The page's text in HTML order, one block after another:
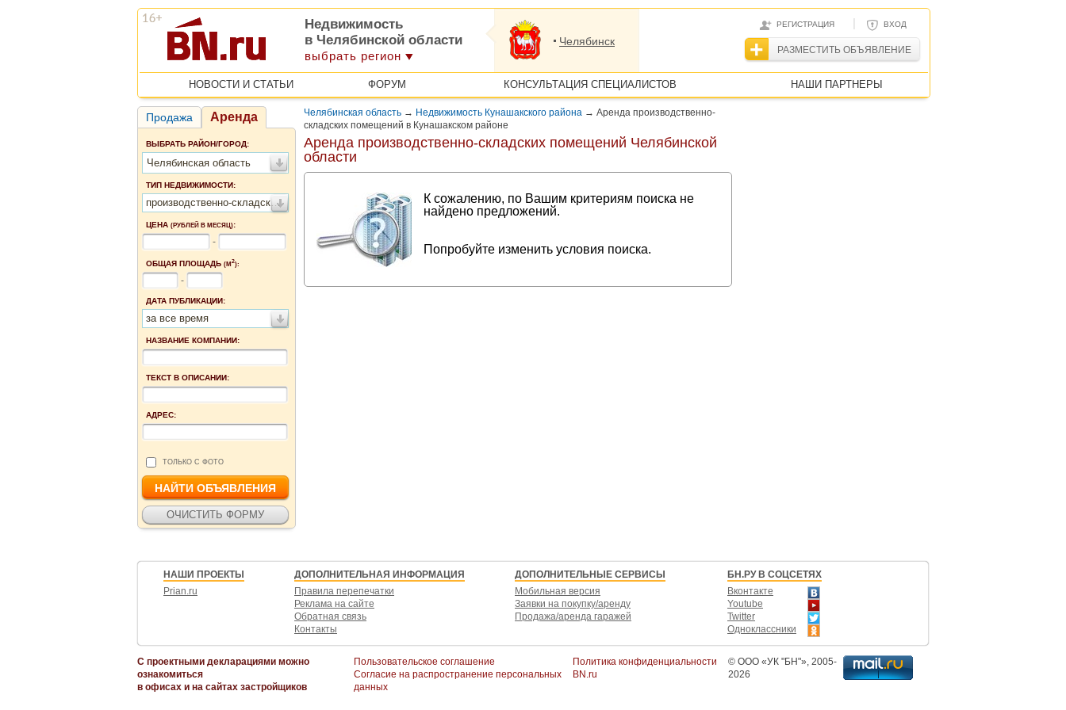
РЕГИСТРАЦИЯ | ВХОД
РАЗМЕСТИТЬ ОБЪЯВЛЕНИЕ
Недвижимость
в Челябинской области
выбрать регион
Челябинск
НОВОСТИ И СТАТЬИ ФОРУМ КОНСУЛЬТАЦИЯ СПЕЦИАЛИСТОВ НАШИ ПАРТНЕРЫ
Продажа Аренда
ВЫБРАТЬ РАЙОН/ГОРОД:
Челябинская область
ТИП НЕДВИЖИМОСТИ:
производственно-складские помещения
ЦЕНА (РУБЛЕЙ В МЕСЯЦ):
-
ОБЩАЯ ПЛОЩАДЬ (М2):
-
ДАТА ПУБЛИКАЦИИ:
за все время
НАЗВАНИЕ КОМПАНИИ:
ТЕКСТ В ОПИСАНИИ:
АДРЕС:
ТОЛЬКО С ФОТО
Челябинская область → Недвижимость Кунашакского района → Аренда производственно-
складских помещений в Кунашакском районе
Аренда производственно-складских помещений Челябинской
области
К сожалению, по Вашим критериям поиска не
найдено предложений.
Попробуйте изменить условия поиска.
НАШИ ПРОЕКТЫ
Prian.ru
ДОПОЛНИТЕЛЬНАЯ ИНФОРМАЦИЯ
Правила перепечатки
Реклама на сайте
Обратная связь
Контакты
ДОПОЛНИТЕЛЬНЫЕ СЕРВИСЫ
Мобильная версия
Заявки на покупку/аренду
Продажа/аренда гаражей
БН.РУ В СОЦСЕТЯХ
Вконтакте
Youtube
Twitter
Одноклассники
С проектными декларациями можно
ознакомиться
в офисах и на сайтах застройщиков
Пользовательское соглашение
Согласие на распространение персональных
данных
Политика конфиденциальности
BN.ru
© ООО «УК "БН"» , 2005-
2026